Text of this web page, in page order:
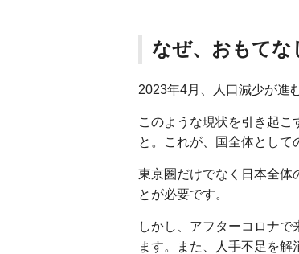
なぜ、おもてな
2023年4月、人口減少が進
このような現状を引き起こ
と。これが、国全体として
東京圏だけでなく日本全体
とが必要です。
しかし、アフターコロナ
ます。また、人手不足を